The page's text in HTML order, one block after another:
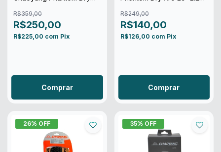
R$359,00
R$250,00
R$225,00 com Pix
Comprar
R$249,00
R$140,00
R$126,00 com Pix
Comprar
26% OFF 35% OFF